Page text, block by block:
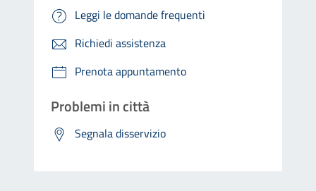
Leggi le domande frequenti
Richiedi assistenza
Prenota appuntamento
Problemi in città
Segnala disservizio